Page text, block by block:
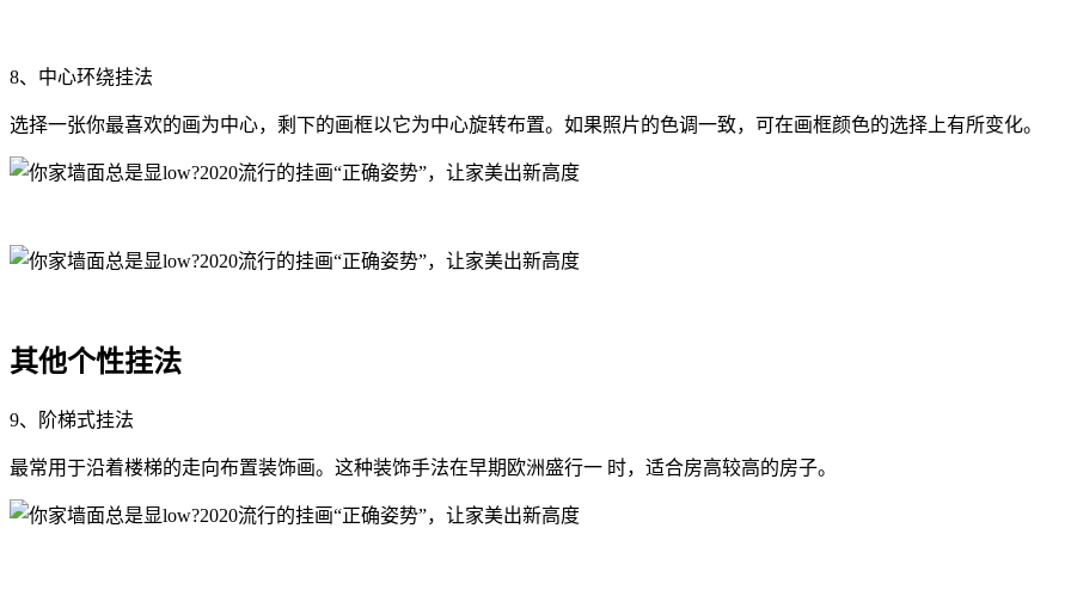
8、中心环绕挂法
选择一张你最喜欢的画为中心，剩下的画框以它为中心旋转布置。如果照片的色调一致，可在画框颜色的选择上有所变化。
其他个性挂法
9、阶梯式挂法
最常用于沿着楼梯的走向布置装饰画。这种装饰手法在早期欧洲盛行一 时，适合房高较高的房子。